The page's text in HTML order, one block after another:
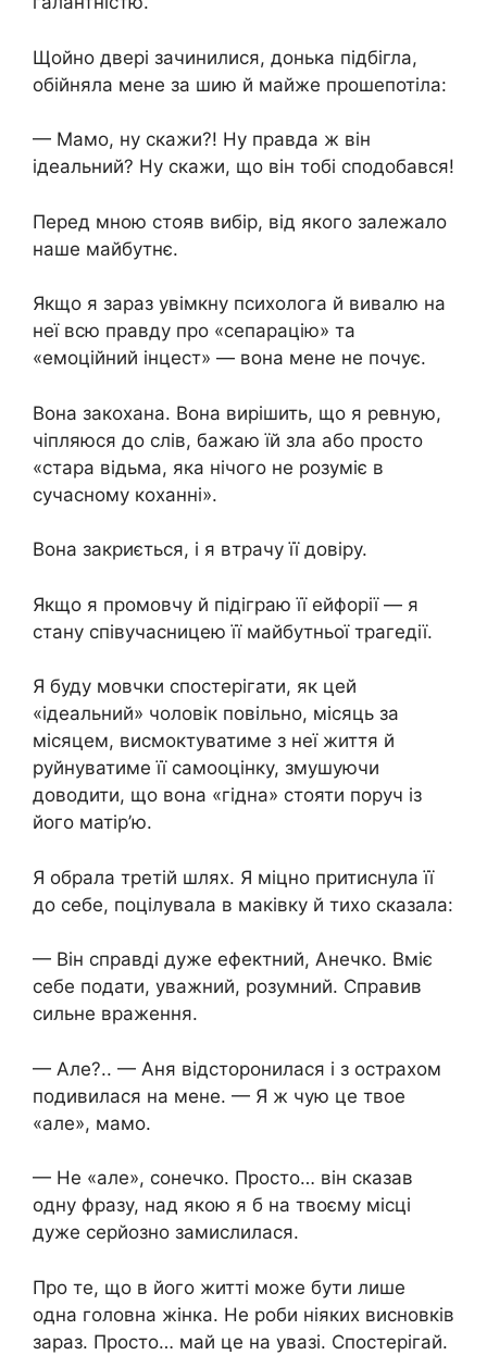
Щойно двері зачинилися, донька підбігла,
обійняла мене за шию й майже прошепотіла:
— Мамо, ну скажи?! Ну правда ж він
ідеальний? Ну скажи, що він тобі сподобався!
Перед мною стояв вибір, від якого залежало
наше майбутнє.
Якщо я зараз увімкну психолога й вивалю на
неї всю правду про «сепарацію» та
«емоційний інцест» — вона мене не почує.
Вона закохана. Вона вирішить, що я ревную,
чіпляюся до слів, бажаю їй зла або просто
«стара відьма, яка нічого не розуміє в
сучасному коханні».
Вона закриється, і я втрачу її довіру.
Якщо я промовчу й підіграю її ейфорії — я
стану співучасницею її майбутньої трагедії.
Я буду мовчки спостерігати, як цей
«ідеальний» чоловік повільно, місяць за
місяцем, висмоктуватиме з неї життя й
руйнуватиме її самооцінку, змушуючи
доводити, що вона «гідна» стояти поруч із
його матір’ю.
Я обрала третій шлях. Я міцно притиснула її
до себе, поцілувала в маківку й тихо сказала:
— Він справді дуже ефектний, Анечко. Вміє
себе подати, уважний, розумний. Справив
сильне враження.
— Але?.. — Аня відсторонилася і з острахом
подивилася на мене. — Я ж чую це твое
«але», мамо.
— Не «але», сонечко. Просто… він сказав
одну фразу, над якою я б на твоєму місці
дуже серйозно замислилася.
Про те, що в його житті може бути лише
одна головна жінка. Не роби ніяких висновків
зараз. Просто… май це на увазі. Спостерігай.